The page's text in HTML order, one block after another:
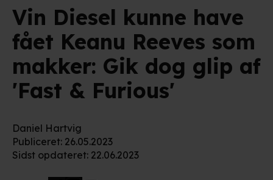
Vin Diesel kunne have
fået Keanu Reeves som
makker: Gik dog glip af
'Fast & Furious'
Daniel Hartvig
Publiceret: 26.05.2023
Sidst opdateret: 22.06.2023